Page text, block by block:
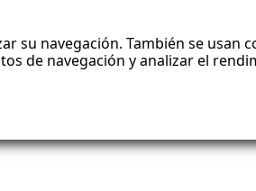
su navegación. También se usan
de navegación y analizar el